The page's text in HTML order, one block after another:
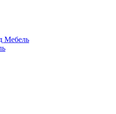
Мебель